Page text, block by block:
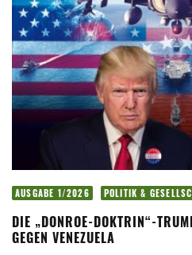
AUSGABE 1/2026 POLITIK &
DIE „DONROE-DOKTRIN“-
GEGEN VENEZUELA